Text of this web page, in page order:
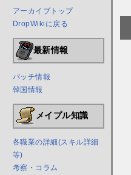
アーカイブトップ
DropWikiに戻る
最新情報
パッチ情報
韓国情報
メイプル知識
各職業の詳細(スキル詳細
等)
考察・コラム